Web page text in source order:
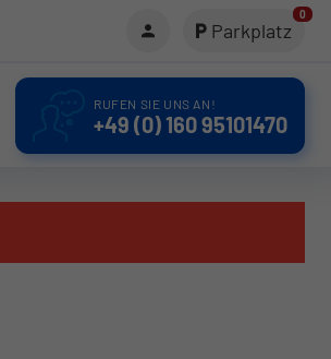
Parkplatz
0
RUFEN SIE UNS AN!
+49 (0) 160 95101470